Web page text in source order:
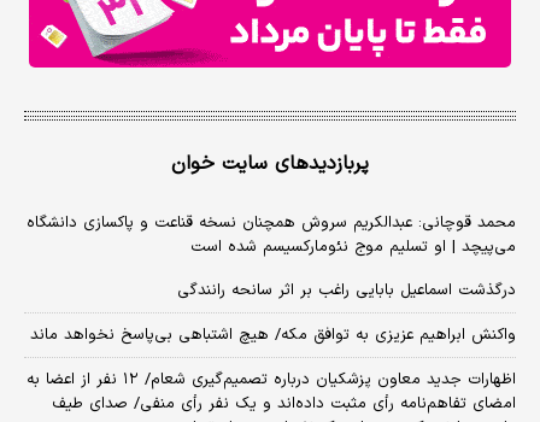
پربازدیدهای سایت خوان
محمد قوچانی: عبدالکریم سروش همچنان نسخه قناعت و پاکسازی دانشگاه
می‌پیچد | او تسلیم موج نئومارکسیسم شده است
درگذشت اسماعیل بابایی راغب بر اثر سانحه رانندگی
واکنش ابراهیم عزیزی به توافق مکه/ هیچ اشتباهی بی‌پاسخ نخواهد ماند
اظهارات جدید معاون پزشکیان درباره تصمیم‌گیری شعام/ ۱۲ نفر از اعضا به
امضای تفاهم‌نامه رأی مثبت داده‌اند و یک نفر رأی منفی/ صدای طیف